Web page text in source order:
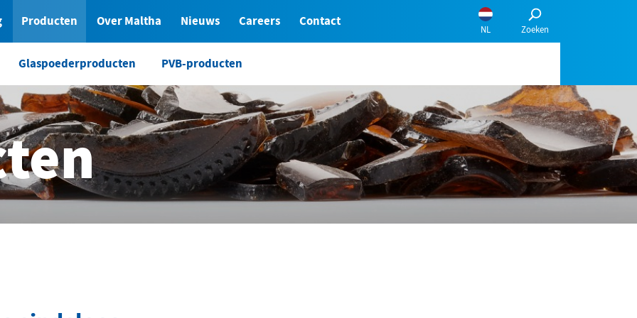
Producten Over Maltha Nieuws Careers Contact
English Nederlands Português
Kies een taal:
NL Zoeken
Glaspoederproducten PVB-producten